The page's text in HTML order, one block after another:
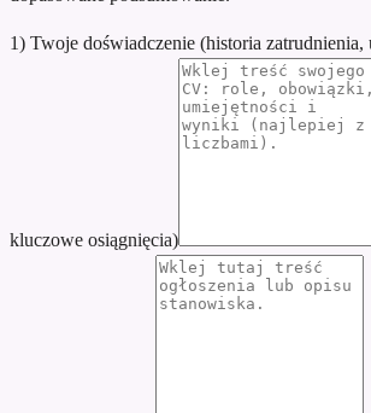
1) Twoje doświadczenie (historia zatrudnienia,
kluczowe osiągnięcia)